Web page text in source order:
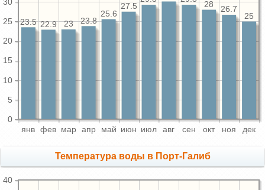
янв фев мар апр май июн июл авг сен окт ноя дек
0
5
10
15
20
25
30
25
26.7
28
27.5
25.6
23.8
23
22.9
23.5
Температура воды в Порт-Галиб
40